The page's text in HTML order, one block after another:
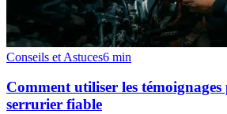
Conseils et Astuces6 min
Comment utiliser les
serrurier fiable